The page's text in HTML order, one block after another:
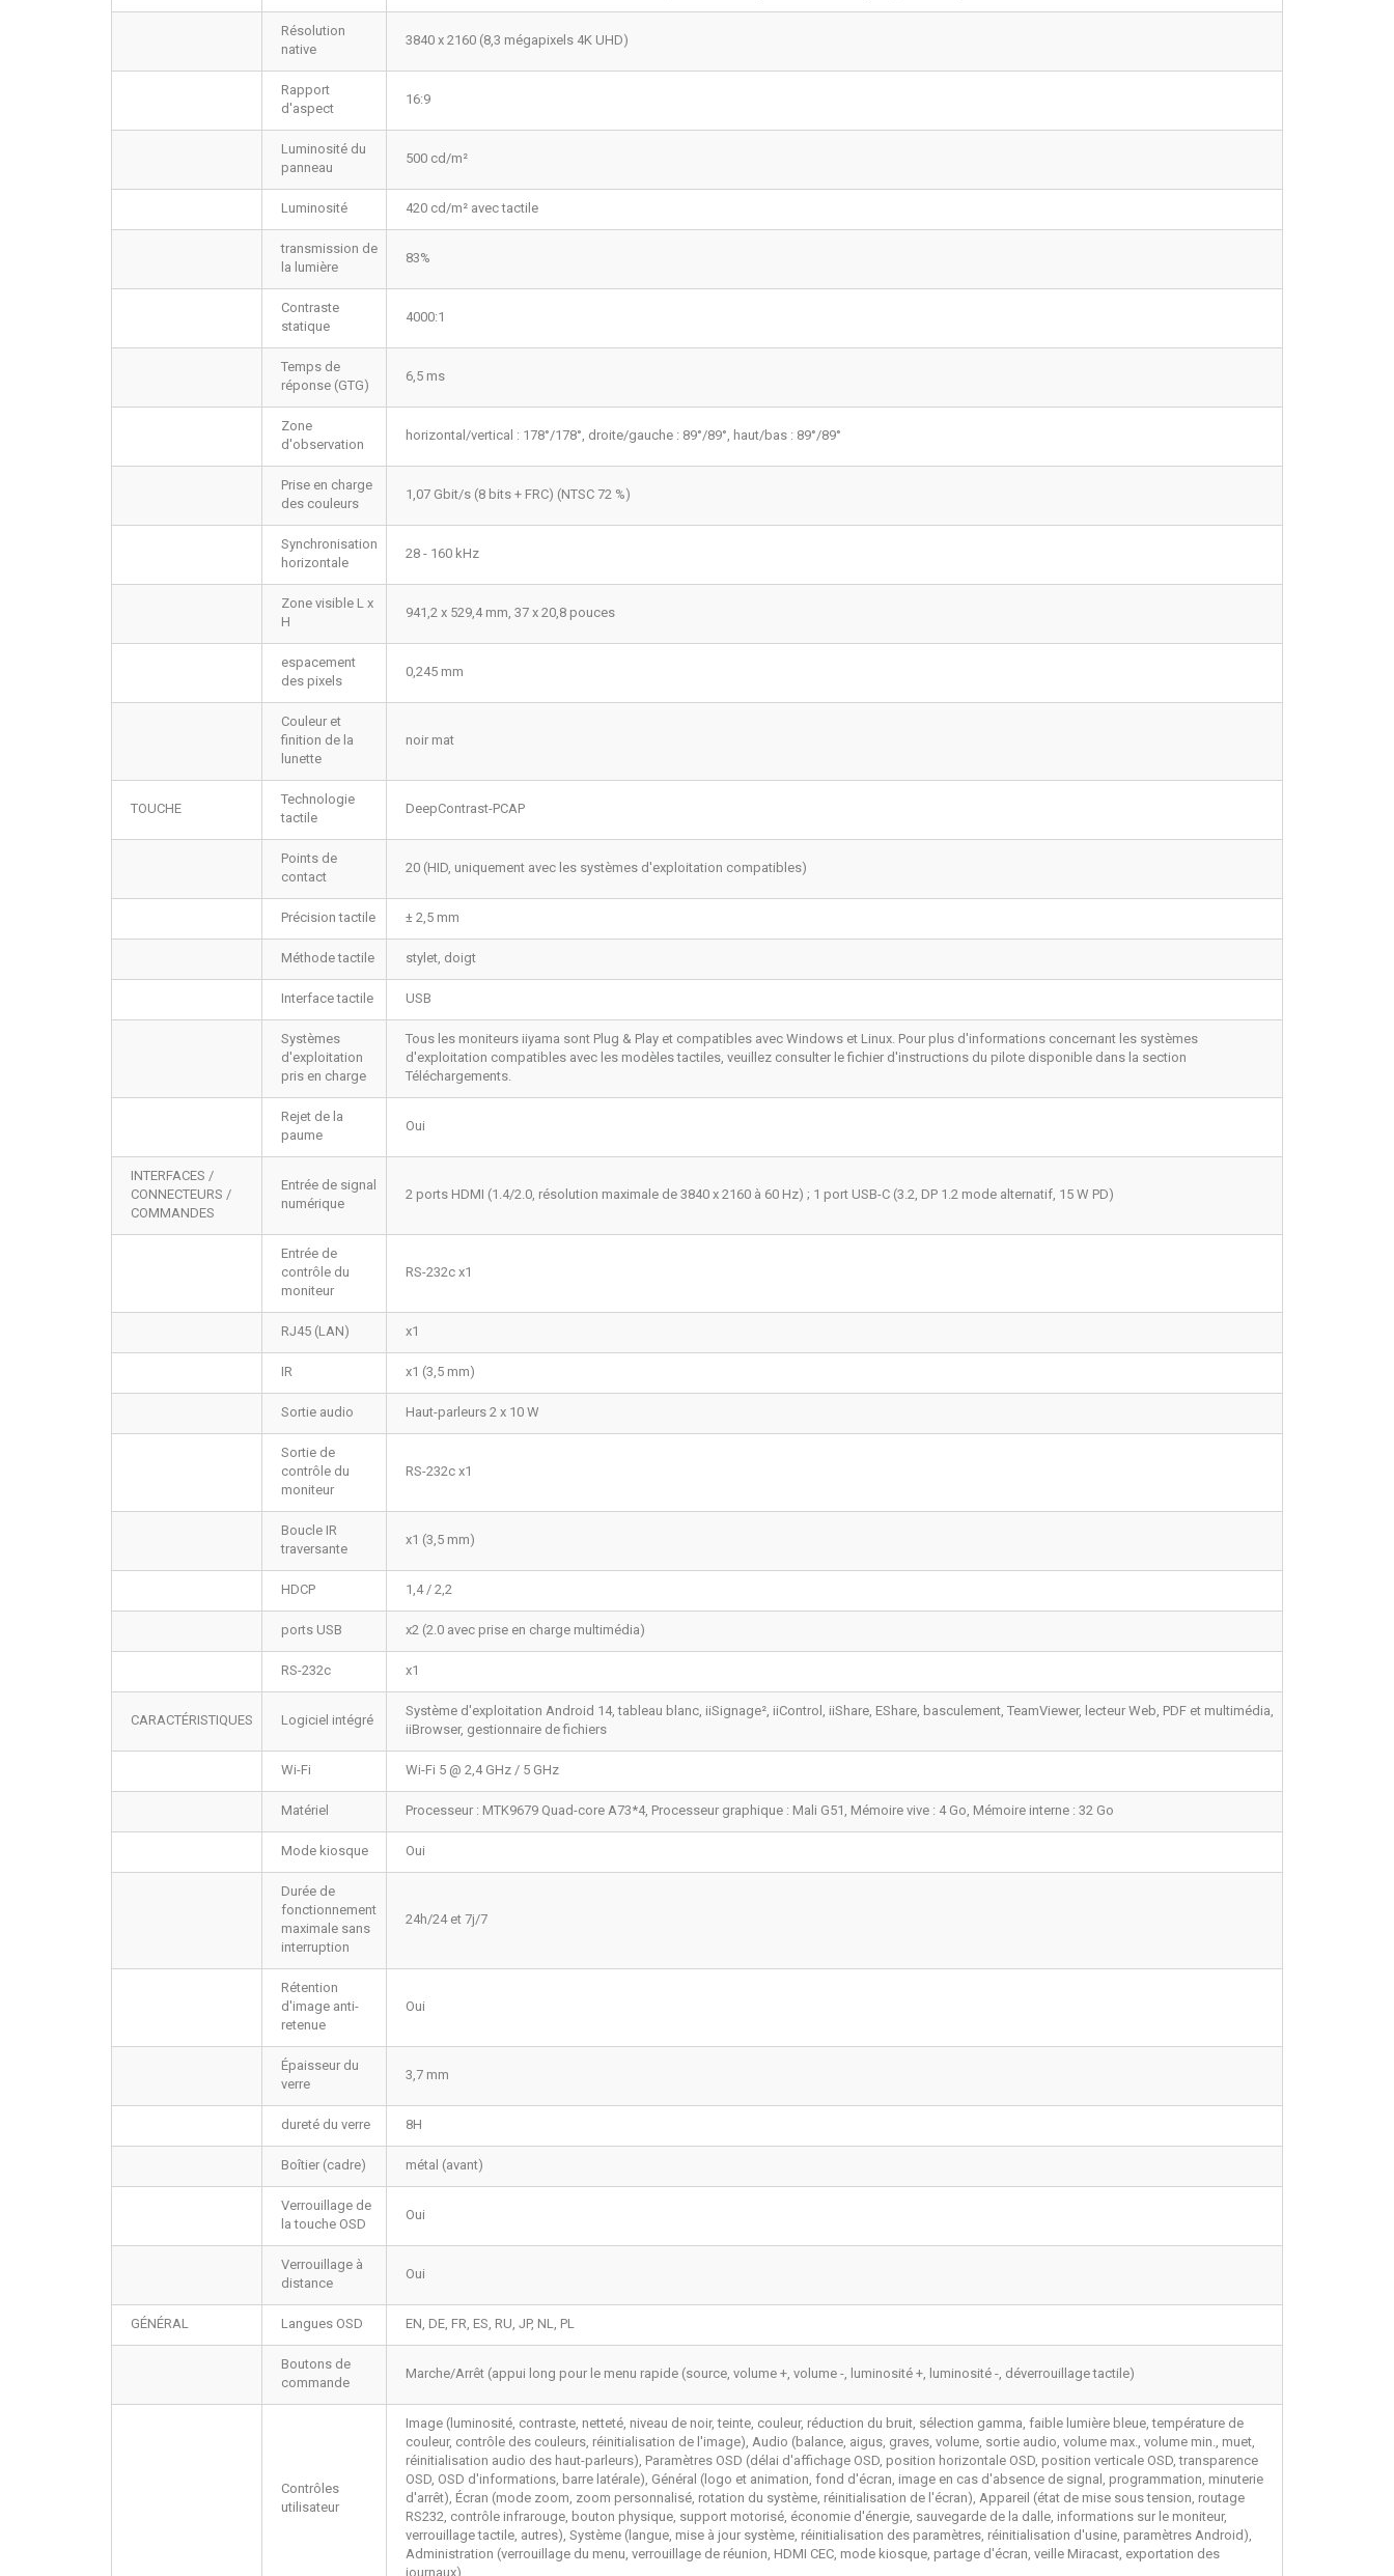
Résolution
native
3840 x 2160 (8,3 mégapixels 4K UHD)
Rapport
d'aspect
16:9
Luminosité du
panneau
500 cd/m²
Luminosité 420 cd/m² avec tactile
transmission de
la lumière
83%
Contraste
statique
4000:1
Temps de
réponse (GTG)
6,5 ms
Zone
d'observation
horizontal/vertical : 178°/178°, droite/gauche : 89°/89°, haut/bas : 89°/89°
Prise en charge
des couleurs
1,07 Gbit/s (8 bits + FRC) (NTSC 72 %)
Synchronisation
horizontale
28 - 160 kHz
Zone visible L x
H
941,2 x 529,4 mm, 37 x 20,8 pouces
espacement
des pixels
0,245 mm
Couleur et
finition de la
lunette
noir mat
TOUCHE
Technologie
tactile
DeepContrast-PCAP
Points de
contact
20 (HID, uniquement avec les systèmes d'exploitation compatibles)
Précision tactile ± 2,5 mm
Méthode tactile stylet, doigt
Interface tactile USB
Systèmes
d'exploitation
pris en charge
Tous les moniteurs iiyama sont Plug & Play et compatibles avec Windows et Linux. Pour plus d'informations concernant les systèmes
d'exploitation compatibles avec les modèles tactiles, veuillez consulter le fichier d'instructions du pilote disponible dans la section
Téléchargements.
Rejet de la
paume
Oui
INTERFACES /
CONNECTEURS /
COMMANDES
Entrée de signal
numérique
2 ports HDMI (1.4/2.0, résolution maximale de 3840 x 2160 à 60 Hz) ; 1 port USB-C (3.2, DP 1.2 mode alternatif, 15 W PD)
Entrée de
contrôle du
moniteur
RS-232c x1
RJ45 (LAN) x1
IR x1 (3,5 mm)
Sortie audio Haut-parleurs 2 x 10 W
Sortie de
contrôle du
moniteur
RS-232c x1
Boucle IR
traversante
x1 (3,5 mm)
HDCP 1,4 / 2,2
ports USB x2 (2.0 avec prise en charge multimédia)
RS-232c x1
CARACTÉRISTIQUES Logiciel intégré
Système d'exploitation Android 14, tableau blanc, iiSignage², iiControl, iiShare, EShare, basculement, TeamViewer, lecteur Web, PDF et multimédia,
iiBrowser, gestionnaire de fichiers
Wi-Fi Wi-Fi 5 @ 2,4 GHz / 5 GHz
Matériel Processeur : MTK9679 Quad-core A73*4, Processeur graphique : Mali G51, Mémoire vive : 4 Go, Mémoire interne : 32 Go
Mode kiosque Oui
Durée de
fonctionnement
maximale sans
interruption
24h/24 et 7j/7
Rétention
d'image anti-
retenue
Oui
Épaisseur du
verre
3,7 mm
dureté du verre 8H
Boîtier (cadre) métal (avant)
Verrouillage de
la touche OSD
Oui
Verrouillage à
distance
Oui
GÉNÉRAL Langues OSD EN, DE, FR, ES, RU, JP, NL, PL
Boutons de
commande
Marche/Arrêt (appui long pour le menu rapide (source, volume +, volume -, luminosité +, luminosité -, déverrouillage tactile)
Contrôles
utilisateur
Image (luminosité, contraste, netteté, niveau de noir, teinte, couleur, réduction du bruit, sélection gamma, faible lumière bleue, température de
couleur, contrôle des couleurs, réinitialisation de l'image), Audio (balance, aigus, graves, volume, sortie audio, volume max., volume min., muet,
réinitialisation audio des haut-parleurs), Paramètres OSD (délai d'affichage OSD, position horizontale OSD, position verticale OSD, transparence
OSD, OSD d'informations, barre latérale), Général (logo et animation, fond d'écran, image en cas d'absence de signal, programmation, minuterie
d'arrêt), Écran (mode zoom, zoom personnalisé, rotation du système, réinitialisation de l'écran), Appareil (état de mise sous tension, routage
RS232, contrôle infrarouge, bouton physique, support motorisé, économie d'énergie, sauvegarde de la dalle, informations sur le moniteur,
verrouillage tactile, autres), Système (langue, mise à jour système, réinitialisation des paramètres, réinitialisation d'usine, paramètres Android),
Administration (verrouillage du menu, verrouillage de réunion, HDMI CEC, mode kiosque, partage d'écran, veille Miracast, exportation des
journaux)